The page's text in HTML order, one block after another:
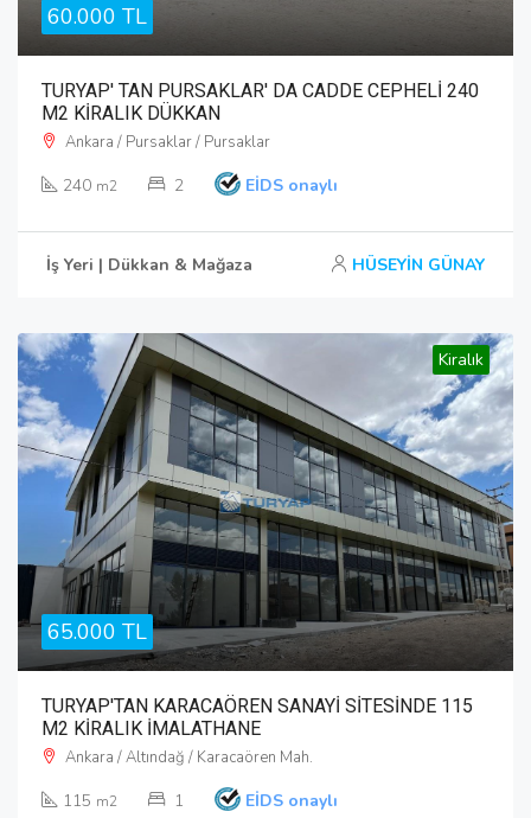
60.000 TL
TURYAP' TAN PURSAKLAR' DA CADDE CEPHELİ 240
M2 KİRALIK DÜKKAN
Ankara / Pursaklar / Pursaklar
240 m2 2 EİDS onaylı
İş Yeri | Dükkan & Mağaza HÜSEYİN GÜNAY
Kiralık
65.000 TL
TURYAP'TAN KARACAÖREN SANAYİ SİTESİNDE 115
M2 KİRALIK İMALATHANE
Ankara / Altındağ / Karacaören Mah.
115 m2 1 EİDS onaylı